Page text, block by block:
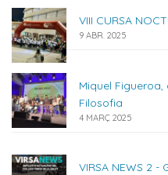
VIII CURSA
9 ABR. 2025
Miquel
Filosofia
4 MARÇ 2025
VIRSA NEWS 2 -